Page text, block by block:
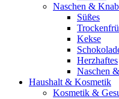
Naschen &
Süßes
Kekse
Herzhaftes
Naschen
Haushalt & Kosmetik
Kosmetik &